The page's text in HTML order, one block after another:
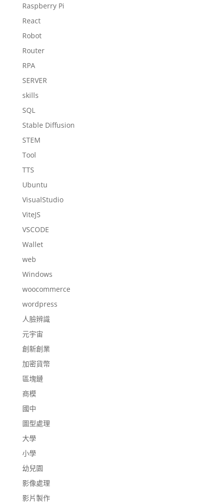
Raspberry Pi
React
Robot
Router
RPA
SERVER
skills
SQL
Stable Diffusion
STEM
Tool
TTS
Ubuntu
VisualStudio
ViteJS
VSCODE
Wallet
web
Windows
woocommerce
wordpress
人臉辨識
元宇宙
創新創業
加密貨幣
區塊鏈
商模
國中
圖型處理
大學
小學
幼兒園
影像處理
影片製作